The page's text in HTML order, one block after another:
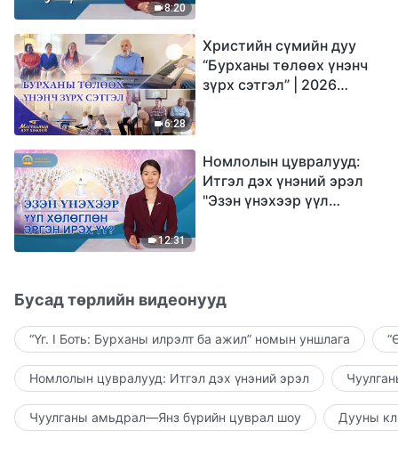
8:20
6:28
Христийн сүмийн дуу
“Бурханы төлөөх үнэнч
зүрх сэтгэл” | 2026
12:31
Номлолын цувралууд:
Итгэл дэх үнэний эрэл
"Эзэн үнэхээр үүл
Бусад төрлийн видеонууд
“Үг. I Боть: Бурханы илрэлт ба ажил” номын уншлага
Номлолын цувралууд: Итгэл дэх үнэний эрэл
Чуулганы амьдрал—Янз бүрийн цуврал шоу Дууны